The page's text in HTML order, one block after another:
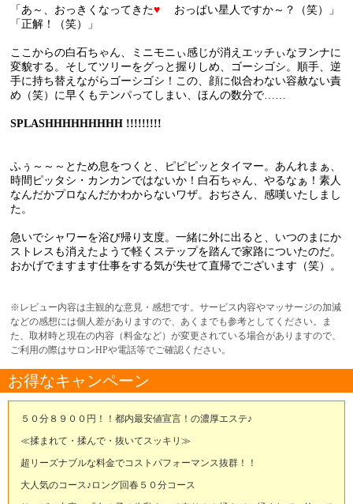
「あ～、おっきくなってきた♥
おっぱい星人ですか～？（笑）」
「正解！（笑）」
ここからの白石ちゃん、ミニモニぃ感じが消えエッチぃなヲンナに
変貌する。そしてツリーをグっと握りしめ、ゴーシゴシ。順手、逆
手に持ち替えながらゴーシゴシ！この、顔に似合わない容赦ない責
め（笑）に早くもテンパってしまい、ほんの数分で……
SPLASHHHHHHHHH !!!!!!!!!
ふぅ～～～とため息をつくと、ピピピッとタイマー。あんれまぁ、
時間ピッタシ・カンカンではないか！白石ちゃん、やるなぁ！素人
なんだかプロなんだかわからないワザ。おぢさん、感嘆いたしまし
た。
急いでシャワーを浴び帰り支度。一緒に外に出ると、いつのまにか
ストレスも消えたようで軽くステップを踏んで家路についたのだ。
おかげでますます仕事をする気が失せて直帰でございます（笑）。
※レビュー内容は主観的な意見・感想です。サービス内容やマッサージの加減
などの感想には個人差がありますので、あくまでも参考としてください。ま
た、取材時と現在の内容（料金など）が変更されている場合がありますので、
ご利用の際はサロンHPや電話等でご確認ください。
お得なキャンペーン
５０分８９００円！！都内最安値宣言！の濃厚エステ♪
≪揉まれて・揉んで・抜いてスッキリ≫
超リーズナブルな料金でコストパフォーマンス抜群！！
大人気のコース♪ロング回春５０分コース